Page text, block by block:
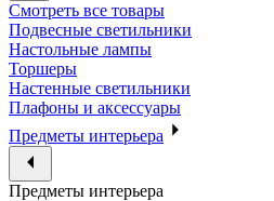
Смотреть все товары
Подвесные светильники
Настольные лампы
Торшеры
Настенные светильники
Плафоны и аксессуары
Предметы интерьера
Предметы интерьера